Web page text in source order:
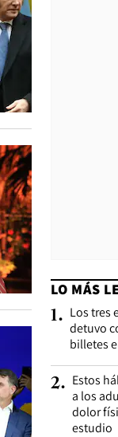
LO MÁS
1. Los tres
detuvo
billetes
2. Estos
a los
dolor
estudio